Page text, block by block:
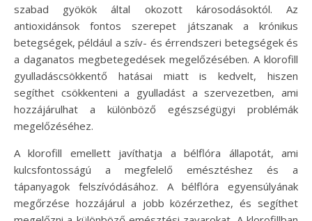
szabad gyökök által okozott károsodásoktól. Az
antioxidánsok fontos szerepet játszanak a krónikus
betegségek, például a szív- és érrendszeri betegségek és
a daganatos megbetegedések megelőzésében. A klorofill
gyulladáscsökkentő hatásai miatt is kedvelt, hiszen
segíthet csökkenteni a gyulladást a szervezetben, ami
hozzájárulhat a különböző egészségügyi problémák
megelőzéséhez.
A klorofill emellett javíthatja a bélflóra állapotát, ami
kulcsfontosságú a megfelelő emésztéshez és a
tápanyagok felszívódásához. A bélflóra egyensúlyának
megőrzése hozzájárul a jobb közérzethez, és segíthet